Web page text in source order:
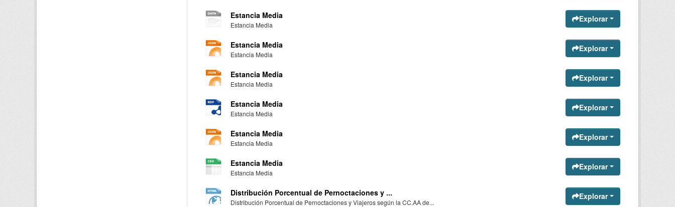
Estancia Media
Estancia Media
Explorar
Estancia Media
Estancia Media
Explorar
Estancia Media
Estancia Media
Explorar
Estancia Media
Estancia Media
Explorar
Estancia Media
Estancia Media
Explorar
Estancia Media
Estancia Media
Explorar
Distribución Porcentual de Pernoctaciones y ...
Distribución Porcentual de Pernoctaciones y Viajeros según la CC.AA de...
Explorar